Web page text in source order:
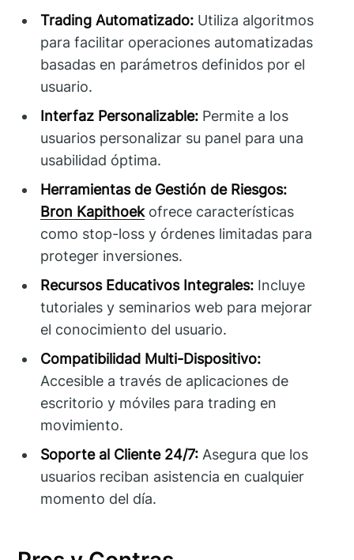
Trading Automatizado: Utiliza algoritmos
para facilitar operaciones automatizadas
basadas en parámetros definidos por el
usuario.
Interfaz Personalizable: Permite a los
usuarios personalizar su panel para una
usabilidad óptima.
Herramientas de Gestión de Riesgos:
Bron Kapithoekofrece características
como stop-loss y órdenes limitadas para
proteger inversiones.
Recursos Educativos Integrales: Incluye
tutoriales y seminarios web para mejorar
el conocimiento del usuario.
Compatibilidad Multi-Dispositivo:
Accesible a través de aplicaciones de
escritorio y móviles para trading en
movimiento.
Soporte al Cliente 24/7: Asegura que los
usuarios reciban asistencia en cualquier
momento del día.